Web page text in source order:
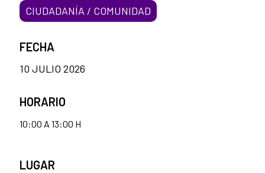
CIUDADANÍA / COMUNIDAD
FECHA
10 JULIO 2026
HORARIO
10:00 A 13:00 H
LUGAR